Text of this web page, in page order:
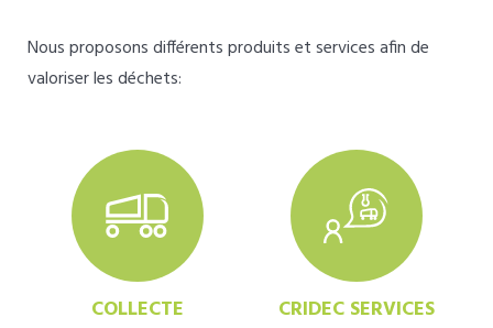
Nous proposons différents produits et services afin de
valoriser les déchets:
COLLECTE CRIDEC SERVICES